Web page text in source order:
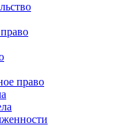
право